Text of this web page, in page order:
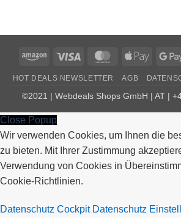
Amazon Visa MasterCardApple
HOT DEALS NEWSLETTER AGB
©2021 | Webdeals Shops GmbH | AT |
Close Popup
Wir verwenden Cookies, um Ihnen die
zu bieten. Mit Ihrer Zustimmung
Verwendung von Cookies in
Cookie-Richtlinien.
Datenschutz Cockpit Datenschutz